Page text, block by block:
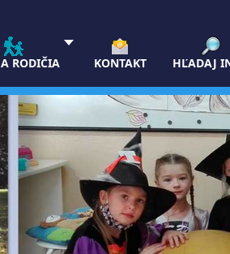
RODIČIA KONTAKT HĽADAJ